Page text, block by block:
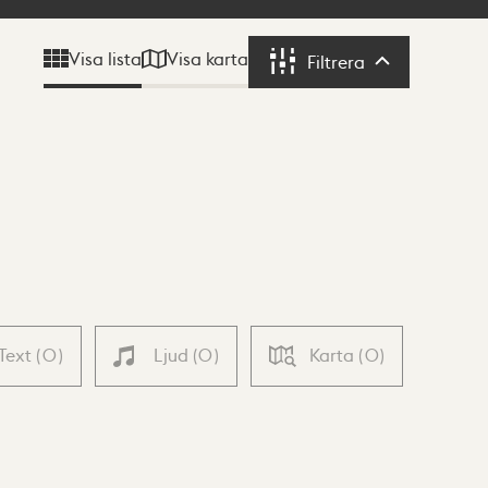
Visa lista Visa karta Filtrera Filtrera
(0) Ljud (0) Karta (0)